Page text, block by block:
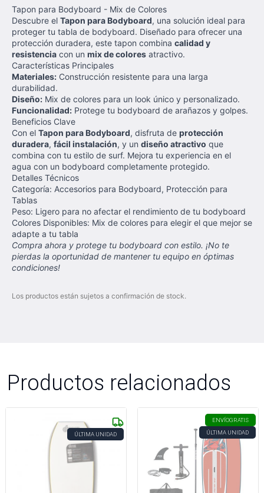
Tapon para Bodyboard - Mix de Colores
Descubre el Tapon para Bodyboard, una solución ideal para
proteger tu tabla de bodyboard. Diseñado para ofrecer una
protección duradera, este tapon combina calidad y
resistencia con un mix de colores atractivo.
Características Principales
Materiales: Construcción resistente para una larga
durabilidad.
Diseño: Mix de colores para un look único y personalizado.
Funcionalidad: Protege tu bodyboard de arañazos y golpes.
Beneficios Clave
Con el Tapon para Bodyboard, disfruta de protección
duradera, fácil instalación, y un diseño atractivo que
combina con tu estilo de surf. Mejora tu experiencia en el
agua con un bodyboard completamente protegido.
Detalles Técnicos
Categoría: Accesorios para Bodyboard, Protección para
Tablas
Peso: Ligero para no afectar el rendimiento de tu bodyboard
Colores Disponibles: Mix de colores para elegir el que mejor se
adapte a tu tabla
Compra ahora y protege tu bodyboard con estilo. ¡No te
pierdas la oportunidad de mantener tu equipo en óptimas
condiciones!
Los productos están sujetos a confirmación de stock.
Productos relacionados
ÚLTIMA UNIDAD
ENVÍOGRATIS
ÚLTIMA UNIDAD